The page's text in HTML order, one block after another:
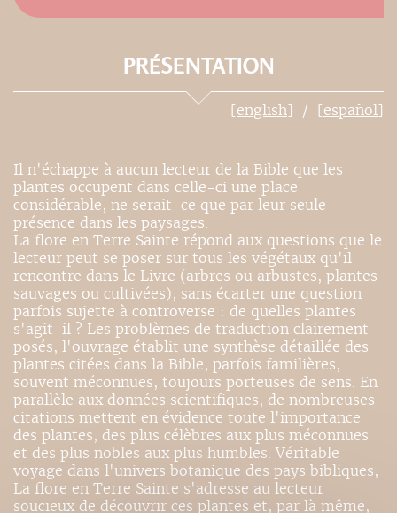
PRÉSENTATION
[english] [español]
Il n'échappe à aucun lecteur de la Bible que les
plantes occupent dans celle-ci une place
considérable, ne serait-ce que par leur seule
présence dans les paysages.
La flore en Terre Sainte répond aux questions que le
lecteur peut se poser sur tous les végétaux qu'il
rencontre dans le Livre (arbres ou arbustes, plantes
sauvages ou cultivées), sans écarter une question
parfois sujette à controverse : de quelles plantes
s'agit-il ? Les problèmes de traduction clairement
posés, l'ouvrage établit une synthèse détaillée des
plantes citées dans la Bible, parfois familières,
souvent méconnues, toujours porteuses de sens. En
parallèle aux données scientifiques, de nombreuses
citations mettent en évidence toute l'importance
des plantes, des plus célèbres aux plus méconnues
et des plus nobles aux plus humbles. Véritable
voyage dans l'univers botanique des pays bibliques,
La flore en Terre Sainte s'adresse au lecteur
soucieux de découvrir ces plantes et, par là même,